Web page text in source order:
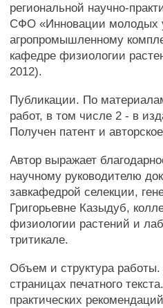
региональной научно-
СФО «Инновации молодых
агропромышленному
кафедре физиологии
2012).
Публикации. По
работ, в том числе 2 - в
Получен патент и
Автор выражает
научному руководителю
завкафедрой селекции,
Григорьевне Казыдуб,
физиологии растений и
тритикале.
Объем и структура
страницах печатного
практических